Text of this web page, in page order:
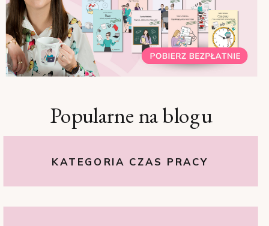
KATEGORIA CZAS PRACY
Popularne na blogu